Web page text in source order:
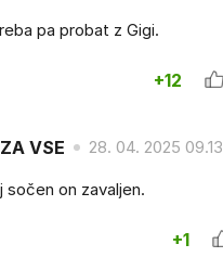
pa probat z Gigi.
+12
VSE 28. 04. 2025 09.13
sočen on zavaljen.
+1